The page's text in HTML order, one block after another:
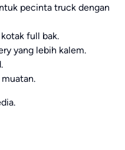
pecinta truck dengan
full bak.
yang lebih kalem.